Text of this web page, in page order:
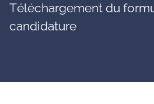
Téléchargement du
candidature